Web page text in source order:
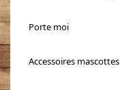
Porte moi
Accessoires mascottes